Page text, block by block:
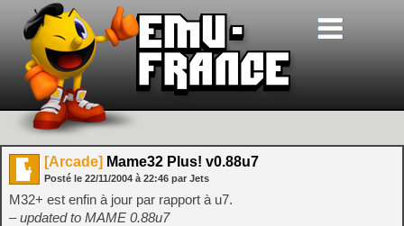
[Arcade] Mame32 Plus! v0.88u7
Posté le 22/11/2004 à 22:46 par Jets
M32+ est enfin à jour par rapport à u7.
– updated to MAME 0.88u7